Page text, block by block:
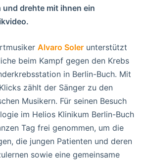
drehte mit ihnen ein
Alvaro Soler unterstützt
beim Kampf gegen den Krebs
in Berlin-Buch. Mit
zählt der Sänger zu den
Musikern. Für seinen Besuch
im Helios Klinikum Berlin-Buch
Tag frei genommen, um die
die jungen Patienten und deren
sowie eine gemeinsame